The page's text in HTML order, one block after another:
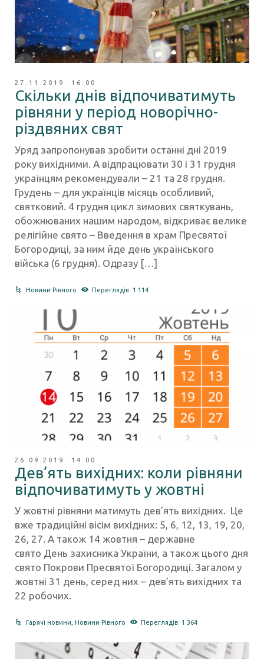
27.11.2019 16:00
Скільки днів відпочиватимуть
рівняни у період новорічно-
різдвяних свят
Уряд запропонував зробити останні дні 2019
року вихідними. А відпрацювати 30 і 31 грудня
українцям рекомендували – 21 та 28 грудня.
Грудень – для українців місяць особливий,
святковий. 4 грудня цикл зимових святкувань,
обожнюваних нашим народом, відкриває велике
релігійне свято – Введення в храм Пресвятої
Богородиці, за ним йде день українського
війська (6 грудня). Одразу […]
Новини Рівного Переглядів: 1 114
26.09.2019 14:00
Дев’ять вихідних: коли рівняни
відпочиватимуть у жовтні
У жовтні рівняни матимуть дев’ять вихідних. Це
вже традиційні вісім вихідних: 5, 6, 12, 13, 19, 20,
26, 27. А також 14 жовтня – державне
свято День захисника України, а також цього дня
свято Покрови Пресвятої Богородиці. Загалом у
жовтні 31 день, серед них – дев’ять вихідних та
22 робочих.
Гарячі новини ,Новини Рівного Переглядів: 1 364